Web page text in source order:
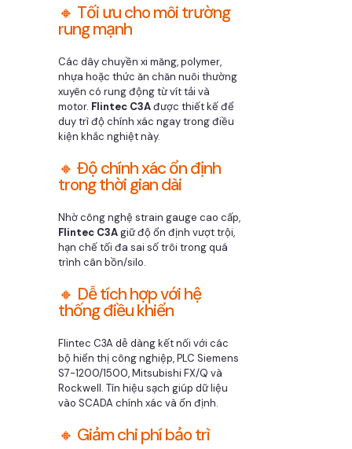
🔸 Tối ưu cho môi trường
rung mạnh
Các dây chuyền xi măng, polymer,
nhựa hoặc thức ăn chăn nuôi thường
xuyên có rung động từ vít tải và
motor. Flintec C3Ađược thiết kế để
duy trì độ chính xác ngay trong điều
kiện khắc nghiệt này.
🔸 Độ chính xác ổn định
trong thời gian dài
Nhờ công nghệ strain gauge cao cấp,
Flintec C3Agiữ độ ổn định vượt trội,
hạn chế tối đa sai số trôi trong quá
trình cân bồn/silo.
🔸 Dễ tích hợp với hệ
thống điều khiển
Flintec C3A dễ dàng kết nối với các
bộ hiển thị công nghiệp, PLC Siemens
S7-1200/1500, Mitsubishi FX/Q và
Rockwell. Tín hiệu sạch giúp dữ liệu
vào SCADA chính xác và ổn định.
🔸 Giảm chi phí bảo trì